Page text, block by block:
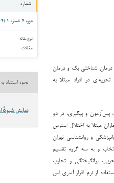
شناختی بک و درمان
در افراد مبتلا به
پس‌آزمون و پیگیری، در دو
مبتلا به اختلال استرس
زمانی آبان تا دی ۱۴۰۱ به مراکز روانپزشکی و روانشناسی تهران
دسترس انتخاب و به سه گروه تقسیم
برانگیختگی و تجارب
از نرم افزار آماری اس
شماره
دوره ۴ شماره ۱ (۱۴۰۴)
نوع مقاله
مقالات
نحوه استناد به
نمایش شیوهٔ